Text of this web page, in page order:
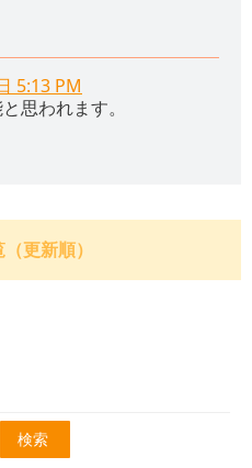
5:13 PM
思われます。
更新順）
事故を起こしたときの責任
任
や地方公共団体の責任
表取締役個人が責任を負う